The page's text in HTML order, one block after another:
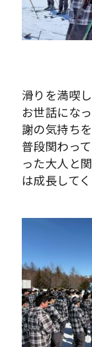
滑りを満喫
お世話にな
謝の気持ち
普段関わっ
った大人と
は成長して